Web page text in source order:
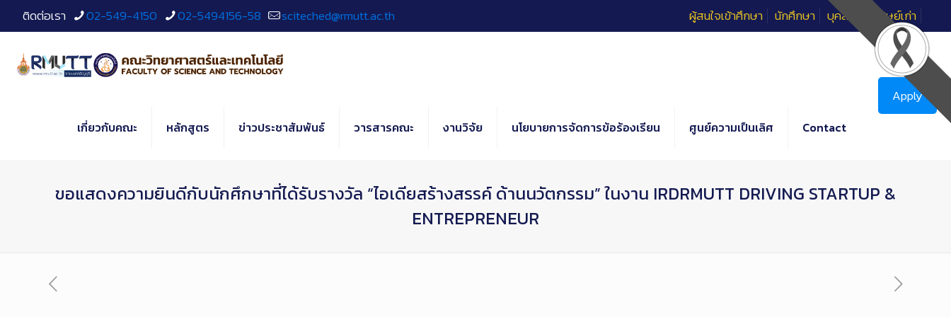
to
Content
ติดต่อเรา 02-549-4150 02-5494156-58 sciteched@rmutt.ac.th ผู้สนใจเข้าศึกษา นักศึกษา บุคลากร ศิษย์เก่า
เกี่ยวกับคณะ หลักสูตร ข่าวประชาสัมพันธ์ วารสารคณะ งานวิจัย นโยบายการจัดการข้อร้องเรียน ศูนย์ความเป็นเลิศ Contact
Apply
ขอแสดงความยินดีกับนักศึกษาที่ได้รับรางวัล “ไอเดียสร้างสรรค์ ด้านนวัตกรรม” ในงาน IRDRMUTT DRIVING STARTUP &
ENTREPRENEUR